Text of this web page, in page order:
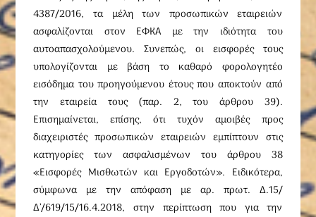
4387/2016, τα μέλη των προσωπικών εταιρειών
ασφαλίζονται στον ΕΦΚΑ με την ιδιότητα του
αυτοαπασχολούμενου. Συνεπώς, οι εισφορές τους
υπολογίζονται με βάση το καθαρό φορολογητέο
εισόδημα του προηγούμενου έτους που αποκτούν από
την εταιρεία τους (παρ. 2, του άρθρου 39).
Επισημαίνεται, επίσης, ότι τυχόν αμοιβές προς
διαχειριστές προσωπικών εταιρειών εμπίπτουν στις
κατηγορίες των ασφαλισμένων του άρθρου 38
«Εισφορές Μισθωτών και Εργοδοτών». Ειδικότερα,
σύμφωνα με την απόφαση με αρ. πρωτ. Δ.15/
Δ’/619/15/16.4.2018, στην περίπτωση που για την